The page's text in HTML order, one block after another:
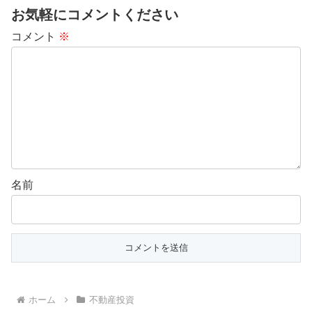
お気軽にコメントください
コメント ※
名前
ホーム 不動産投資